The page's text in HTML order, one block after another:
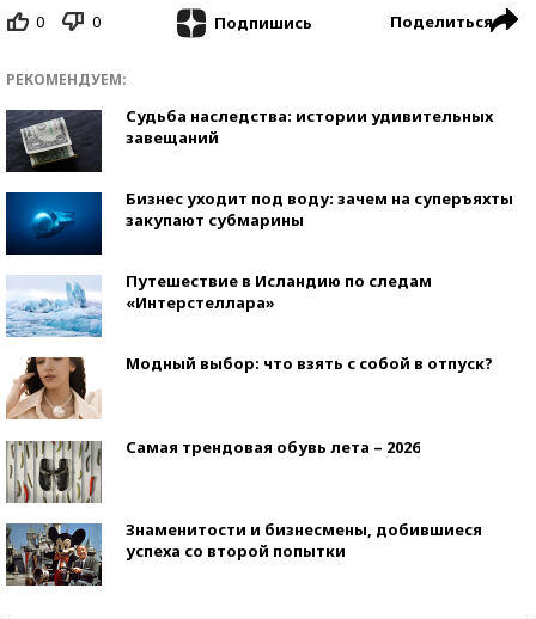
0 0 Подпишись Поделиться
РЕКОМЕНДУЕМ:
Судьба наследства: истории удивительных
завещаний
Бизнес уходит под воду: зачем на суперъяхты
закупают субмарины
Путешествие в Исландию по следам
«Интерстеллара»
Модный выбор: что взять с собой в отпуск?
Самая трендовая обувь лета – 2026
Знаменитости и бизнесмены, добившиеся
успеха со второй попытки